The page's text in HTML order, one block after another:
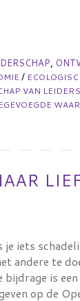
,
/
VAN LEIDERS
je iets
andere te
bijdrage is
op de